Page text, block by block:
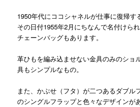
1950年代にココシャネルが仕事に復帰す
その日付1955年2月にちなんで名付けら
チェーンバッグもあります。
革ひもを編み込ませない金具のみのショ
具もシンプルなもの。
また、かぶせ（フタ）が二つあるダブル
のシングルフラップと色々なデザインが